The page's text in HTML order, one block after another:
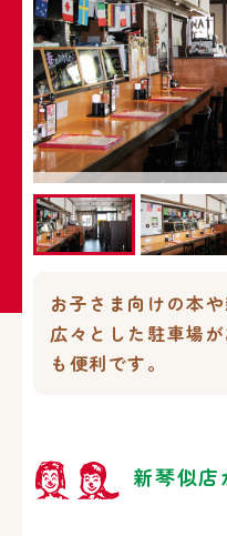
お子さま向けの本
広々とした駐車場
も便利です。
新琴似店